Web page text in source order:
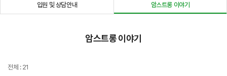
입원 및 상담안내 암스트롱 이야기
암스트롱 이야기
전체 : 21